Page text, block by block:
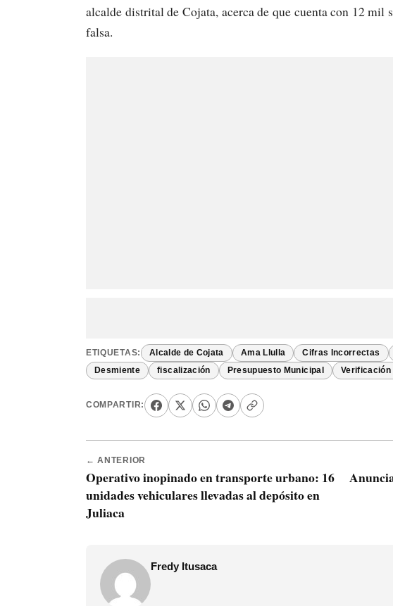
alcalde distrital de Cojata, acerca de que cuenta con 12 mil
falsa.
ETIQUETAS: Alcalde de Cojata Ama Llulla Cifras Incorrectas
Desmiente fiscalización Presupuesto Municipal Verificación
COMPARTIR:
← ANTERIOR
Operativo inopinado en transporte urbano: 16
unidades vehiculares llevadas al depósito en
Juliaca
Fredy Itusaca